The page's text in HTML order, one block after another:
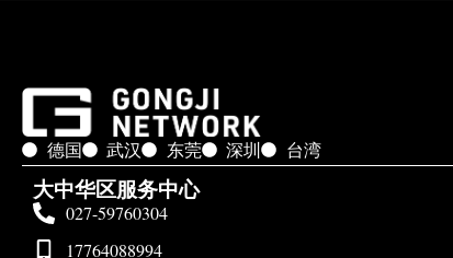
德国 武汉 东莞 深圳 台湾
大中华区服务中心
027-59760304
17764088994